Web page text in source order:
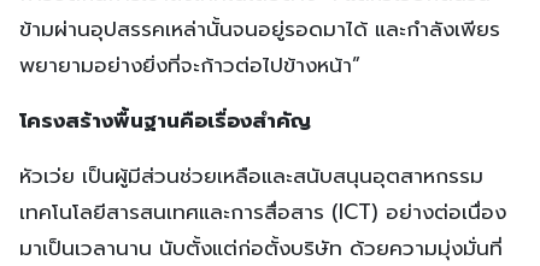
ข้ามผ่านอุปสรรคเหล่านั้นจนอยู่รอดมาได้ และกำลังเพียร
พยายามอย่างยิ่งที่จะก้าวต่อไปข้างหน้า”
โครงสร้างพื้นฐานคือเรื่องสำคัญ
หัวเว่ย เป็นผู้มีส่วนช่วยเหลือและสนับสนุนอุตสาหกรรม
เทคโนโลยีสารสนเทศและการสื่อสาร (ICT) อย่างต่อเนื่อง
มาเป็นเวลานาน นับตั้งแต่ก่อตั้งบริษัท ด้วยความมุ่งมั่นที่